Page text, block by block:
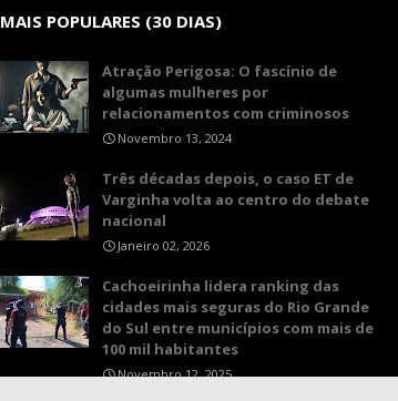
MAIS POPULARES (30 DIAS)
Atração Perigosa: O fascínio de
algumas mulheres por
relacionamentos com criminosos
Novembro 13, 2024
Três décadas depois, o caso ET de
Varginha volta ao centro do debate
nacional
Janeiro 02, 2026
Cachoeirinha lidera ranking das
cidades mais seguras do Rio Grande
do Sul entre municípios com mais de
100 mil habitantes
Novembro 12, 2025